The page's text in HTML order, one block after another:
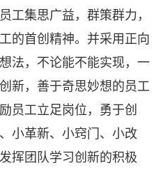
工集思广益，群策群力，
的首创精神。并采用正向
法，不论能不能实现，一
新，善于奇思妙想的员工
员工立足岗位，勇于创
小革新、小窍门、小改
挥团队学习创新的积极